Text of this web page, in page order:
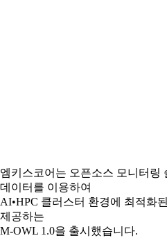
엠키스코어는 오픈소스 모니터링
데이터를 이용하여
AI•HPC 클러스터 환경에 최적화
제공하는
M-OWL 1.0을 출시했습니다.